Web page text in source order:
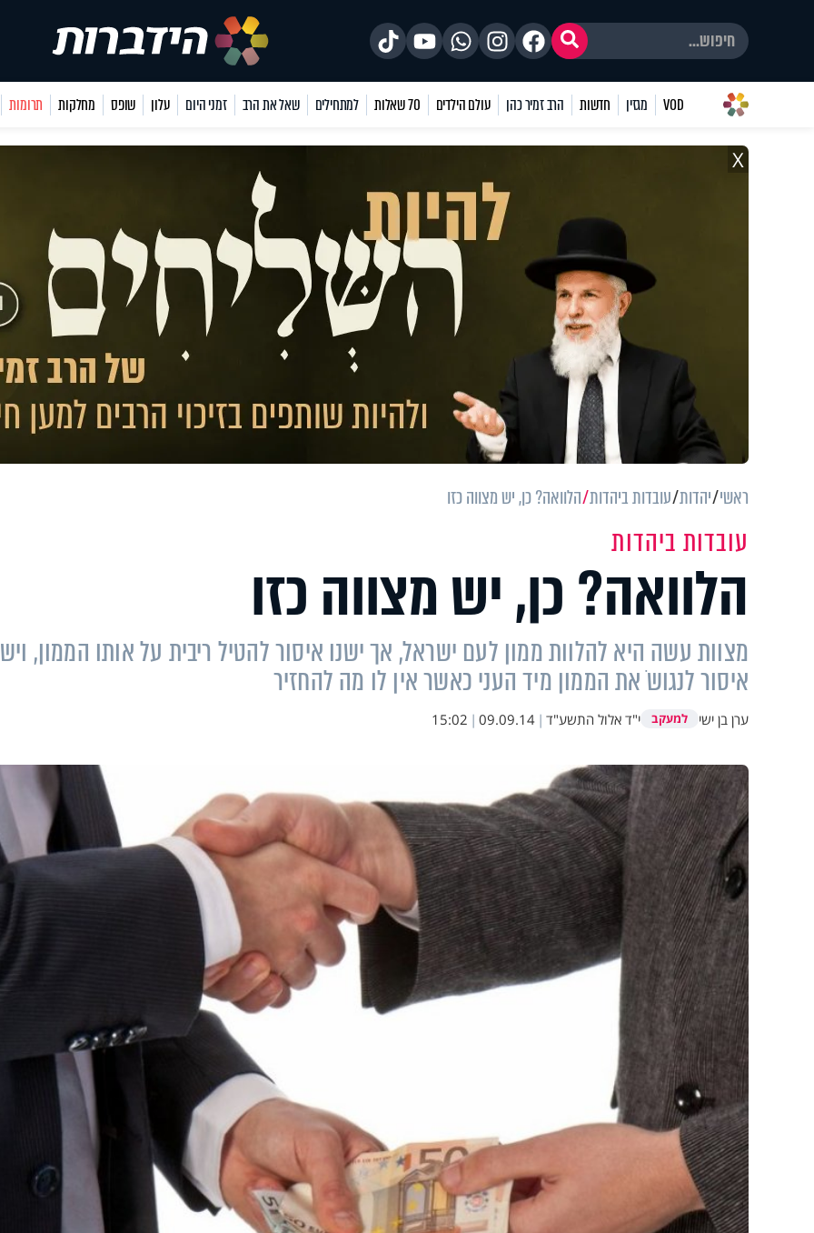
VOD מגזין חדשות הרב זמיר כהן עולם הילדים 70 שאלות למתחילים שאל את הרב זמני היום עלון שופס מחלקות תרומות
X
ראשי יהדות עובדות ביהדות הלוואה? כן, יש מצווה כזו
עובדות ביהדות
הלוואה? כן, יש מצווה כזו
מצוות עשה היא להלוות ממון לעם ישראל, אך ישנו איסור להטיל ריבית על אותו הממון,
איסור לנגושֹ את הממון מיד העני כאשר אין לו מה להחזיר
ערן בן ישי למעקב י"ד אלול התשע"ד |
09.09.14
|
15:02